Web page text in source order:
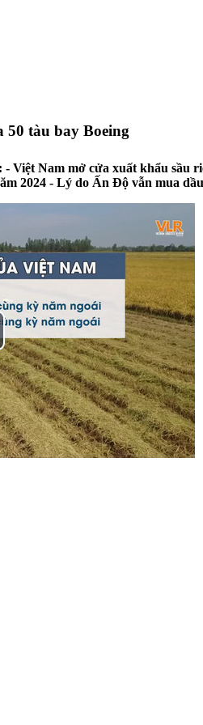
50 tàu bay Boeing
Việt Nam mở cửa xuất khẩu
2024 - Lý do Ấn Độ vẫn mua